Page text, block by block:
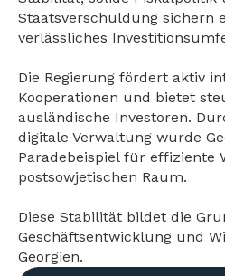
Staatsverschuldung sichern
verlässliches
Die Regierung fördert aktiv
Kooperationen und bietet
ausländische Investoren.
digitale Verwaltung wurde
Paradebeispiel für effiziente
postsowjetischen Raum.
Diese Stabilität bildet die
Geschäftsentwicklung und
Georgien.